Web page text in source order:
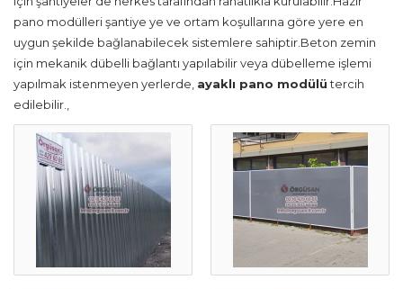
pano modülleri şantiye ye ve ortam koşullarına göre yere en
uygun şekilde bağlanabilecek sistemlere sahiptir.Beton zemin
için mekanik dübelli bağlantı yapılabilir veya dübelleme işlemi
yapılmak istenmeyen yerlerde, ayaklı pano modülütercih
edilebilir.,